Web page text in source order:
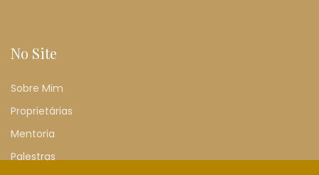
No Site
Sobre Mim
Proprietárias
Mentoria
Palestras